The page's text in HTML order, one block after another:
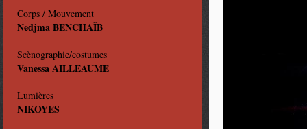
Corps / Mouvement
Nedjma BENCHAÏB
Scènographie/costumes
Vanessa AILLEAUME
Lumières
NIKOYES